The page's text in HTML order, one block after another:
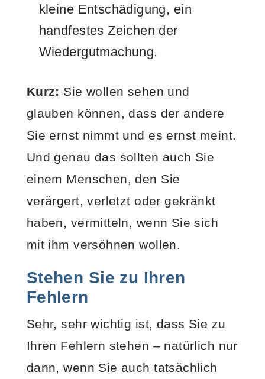
kleine Entschädigung, ein
handfestes Zeichen der
Wiedergutmachung.
Kurz: Sie wollen sehen und
glauben können, dass der andere
Sie ernst nimmt und es ernst meint.
Und genau das sollten auch Sie
einem Menschen, den Sie
verärgert, verletzt oder gekränkt
haben, vermitteln, wenn Sie sich
mit ihm versöhnen wollen.
Stehen Sie zu Ihren
Fehlern
Sehr, sehr wichtig ist, dass Sie zu
Ihren Fehlern stehen – natürlich nur
dann, wenn Sie auch tatsächlich